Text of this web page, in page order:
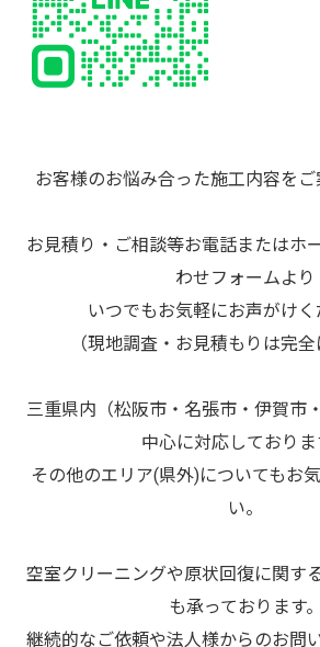
お客様のお悩み合った施工内容をご
お見積り・ご相談等お電話またはホ
わせフォームより
いつでもお気軽にお声がけ
（現地調査・お見積もりは完全
三重県内（松阪市・名張市・伊賀市
中心に対応しておりま
その他のエリア(県外)についてもお
い。
空室クリーニングや原状回復に関す
も承っております。
継続的なご依頼や法人様からのお問